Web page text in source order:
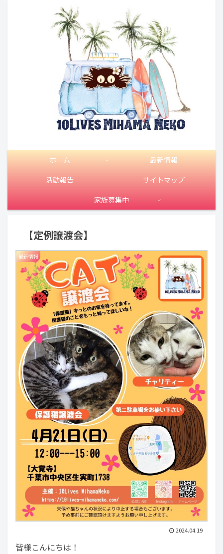
ホーム
最新情報
活動報告
サイトマップ
家族募集中
【定例譲渡会】
最新情報
2024.04.19
皆様こんにちは！